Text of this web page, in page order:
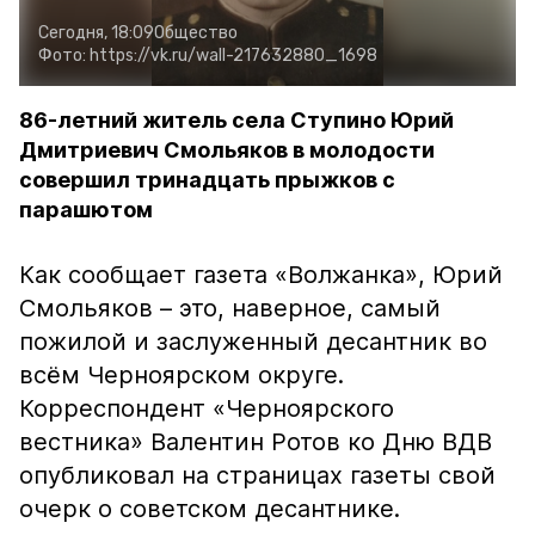
Сегодня, 18:09Общество
Фото: https://vk.ru/wall-217632880_1698
86-летний житель села Ступино Юрий
Дмитриевич Смольяков в молодости
совершил тринадцать прыжков с
парашютом
Как сообщает газета «Волжанка», Юрий
Смольяков – это, наверное, самый
пожилой и заслуженный десантник во
всём Черноярском округе.
Корреспондент «Черноярского
вестника» Валентин Ротов ко Дню ВДВ
опубликовал на страницах газеты свой
очерк о советском десантнике.